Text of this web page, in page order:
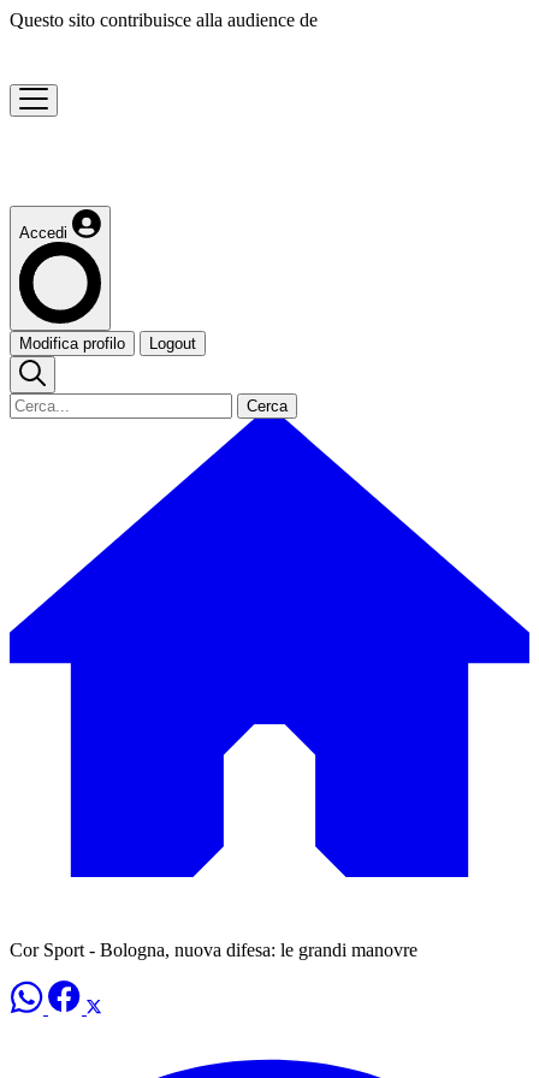
Questo sito contribuisce alla audience de
Accedi
Modifica profilo Logout
Cerca
Cor Sport - Bologna, nuova difesa: le grandi manovre